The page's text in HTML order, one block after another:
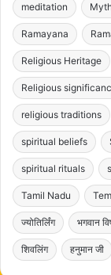
meditation
Ramayana
Religious Heritage
Religious
religious traditions
spiritual beliefs
spiritual rituals
Tamil Nadu
ज्योतिर्लिंग भगवान
शिवलिंग हनुमान जी